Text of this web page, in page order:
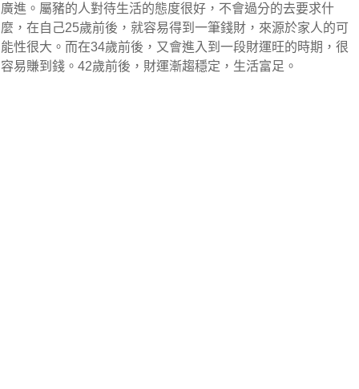
廣進。屬豬的人對待生活的態度很好，不會過分的去要求什
麼，在自己25歲前後，就容易得到一筆錢財，來源於家人的可
能性很大。而在34歲前後，又會進入到一段財運旺的時期，很
容易賺到錢。42歲前後，財運漸趨穩定，生活富足。